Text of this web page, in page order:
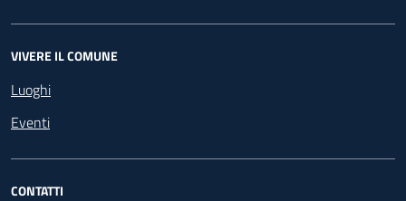
VIVERE IL COMUNE
Luoghi
Eventi
CONTATTI